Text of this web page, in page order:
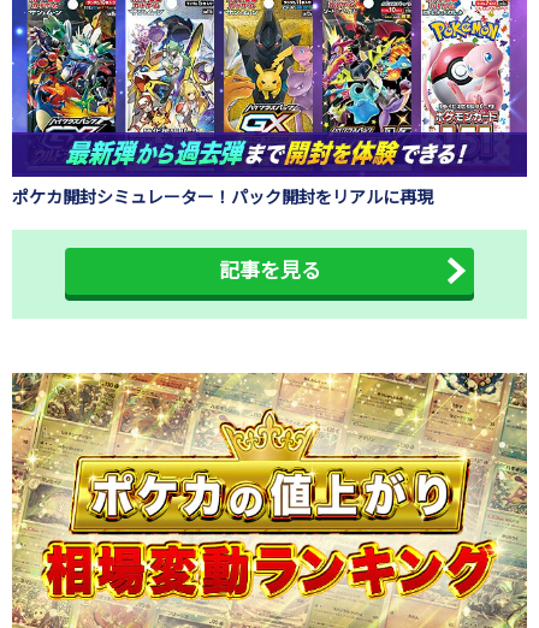
ポケカ開封シミュレーター！パック開封をリアルに再現
記事を見る